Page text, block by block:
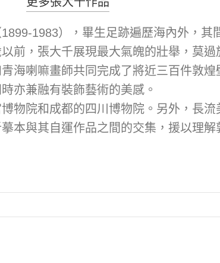
1983），畢生足跡遍歷海內外，
前，張大千展現最大氣魄的壯舉，莫
海喇嘛畫師共同完成了將近三百件敦
亦兼融有裝飾藝術的美感。
物院和成都的四川博物院。另外，長
本與其自運作品之間的交集，援以理